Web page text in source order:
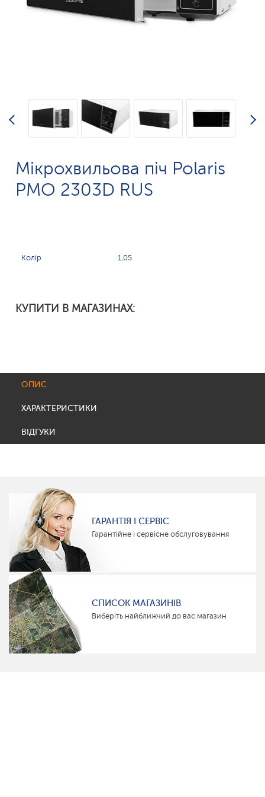
Мікрохвильова піч Polaris
PMO 2303D RUS
Колір 1,05
КУПИТИ В МАГАЗИНАХ:
ОПИС
ХАРАКТЕРИСТИКИ
ВІДГУКИ
ГАРАНТІЯ І СЕРВІС
Гарантійне і сервісне обслуговування
СПИСОК МАГАЗИНІВ
Виберіть найближчий до вас магазин